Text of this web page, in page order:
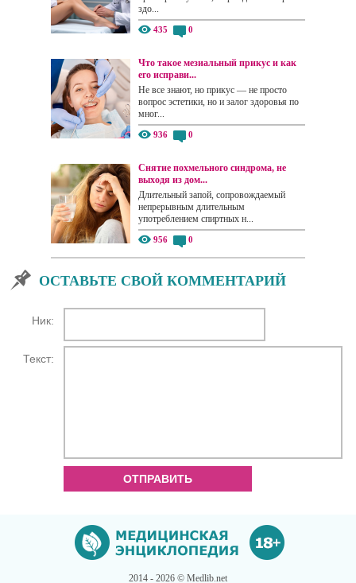
здо...
435 0
Что такое мезиальный прикус и как
его исправи...
Не все знают, но прикус — не просто
вопрос эстетики, но и залог здоровья по
мног...
936 0
Снятие похмельного синдрома, не
выходя из дом...
Длительный запой, сопровождаемый
непрерывным длительным
употреблением спиртных н...
956 0
ОСТАВЬТЕ СВОЙ КОММЕНТАРИЙ
Ник:
Текст:
ОТПРАВИТЬ
2014 - 2026 © Medlib.net